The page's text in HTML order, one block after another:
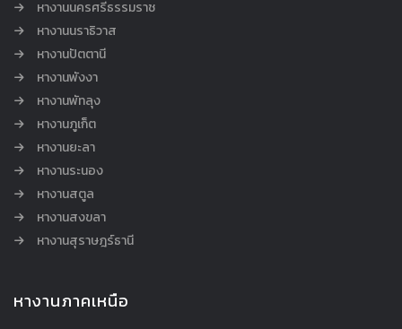
หางานนครศรีธรรมราช
หางานนราธิวาส
หางานปัตตานี
หางานพังงา
หางานพัทลุง
หางานภูเก็ต
หางานยะลา
หางานระนอง
หางานสตูล
หางานสงขลา
หางานสุราษฎร์ธานี
หางานภาคเหนือ